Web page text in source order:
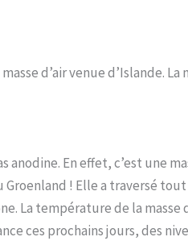
d’air venue d’Islande. La
En effet, c’est une
! Elle a traversé
La température de la masse
ces prochains jours, des